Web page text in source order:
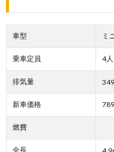
車型 ミ
乗車定員 4人
排気量
新車価格
燃費
全長